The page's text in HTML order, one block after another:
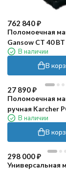
762 840₽
Поломоечная
Gansow CT 40 BT
В наличии
В
27 890₽
Поломоечная
ручная Karcher
террас)
В наличии
В
298 000₽
Универсальная